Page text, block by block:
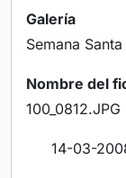
Galería
Semana
Nombre del
100_0812.JPG
14-03-